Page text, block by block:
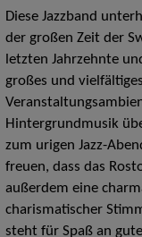
Diese Jazzband
der großen Zeit der
letzten Jahrzehnte
großes und
Hintergrundmusik
zum urigen Jazz-
freuen, dass das
außerdem eine
charismatischer
steht für Spaß an